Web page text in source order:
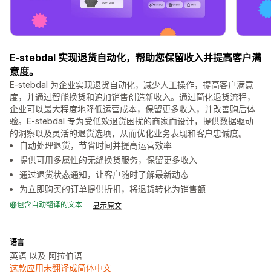
E-stebdal 实现退货自动化，帮助您保留收入并提高客户满
意度。
E-stebdal 为企业实现退货自动化，减少人工操作，提高客户满意
度，并通过智能换货和追加销售创造新收入。通过简化退货流程，
企业可以最大程度地降低运营成本，保留更多收入，并改善购后体
验。E-stebdal 专为受低效退货困扰的商家而设计，提供数据驱动
的洞察以及灵活的退货选项，从而优化业务表现和客户忠诚度。
自动处理退货，节省时间并提高运营效率
提供可用多属性的无缝换货服务，保留更多收入
通过退货状态通知，让客户随时了解最新动态
为立即购买的订单提供折扣，将退货转化为销售额
包含自动翻译的文本 显示原文
语言
英语 以及 阿拉伯语
这款应用未翻译成简体中文